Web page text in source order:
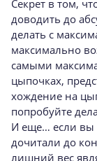
Секрет в том,
доводить до
делать с
максимально
самыми
цыпочках,
хождение на
попробуйте
И еще… если вы
дочитали до
лишний вес